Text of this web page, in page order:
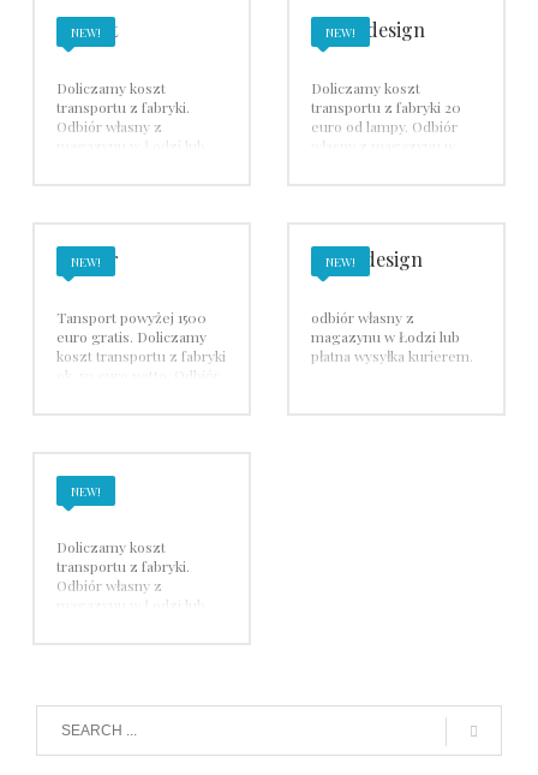
NEW!
Marset
Doliczamy koszt
transportu z fabryki.
Odbiór własny z
magazynu w Łodzi lub
Minmum logistyczne 150
euro netto.
NEW!
NEXT design
Doliczamy koszt
transportu z fabryki 20
euro od lampy. Odbiór
własny z magazynu w
NEW!
Quasar
Tansport powyżej 1500
euro gratis. Doliczamy
koszt transportu z fabryki
ok. 50 euro netto. Odbiór
NEW!
Secto design
odbiór własny z
magazynu w Łodzi lub
płatna wysyłka kurierem.
NEW!
Vibia
Doliczamy koszt
transportu z fabryki.
Odbiór własny z
magazynu w Łodzi lub